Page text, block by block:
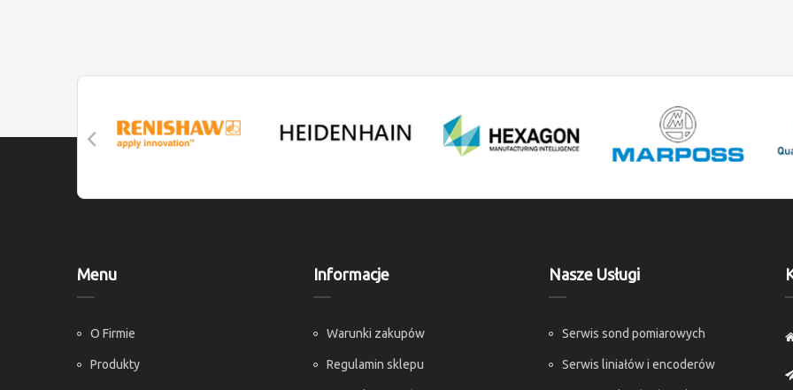
Menu
O Firmie
Produkty
Informacje
Warunki zakupów
Regulamin sklepu
Nasze Usługi
Serwis sond pomiarowych
Serwis liniałów i encoderów